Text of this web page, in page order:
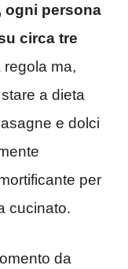
ogni persona
circa tre
ma,
a dieta
e dolci
per
cucinato.
da